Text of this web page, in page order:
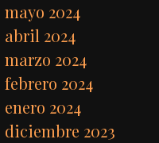
mayo 2024
abril 2024
marzo 2024
febrero 2024
enero 2024
diciembre 2023